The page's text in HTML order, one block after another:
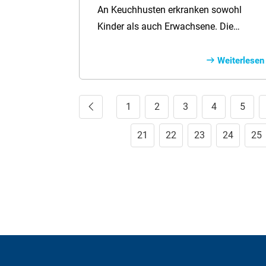
An Keuchhusten erkranken sowohl
Kinder als auch Erwachsene. Die
sogar lebensbedrohlich sein. Eine
Impfung schützt vor der Krankheit und
sollte immer wieder aufgefrischt
werden.
Weiterlesen
1 2 3 4 5
21 22 23 24 25